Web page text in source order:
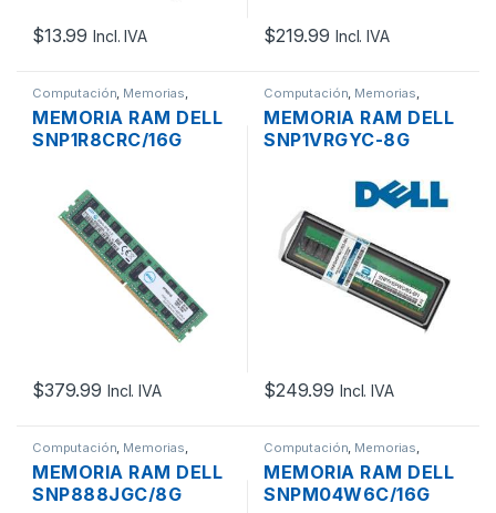
$13.99 Incl. IVA $219.99 Incl. IVA
Computación, Memorias,
MEMORIA RAM DELL
SNP1R8CRC/16G
ECC REGISTERED
$379.99 Incl. IVA
Computación, Memorias,
MEMORIA RAM DELL
SNP1VRGYC-8G
21300 2666MHZ ECC
REGISTERED
$249.99 Incl. IVA
Computación, Memorias,
MEMORIA RAM DELL
SNP888JGC/8G
Computación, Memorias,
MEMORIA RAM DELL
SNPM04W6C/16G